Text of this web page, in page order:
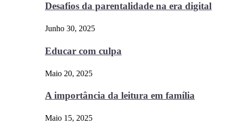
Desafios da parentalidade na era digital
Junho 30, 2025
Educar com culpa
Maio 20, 2025
A importância da leitura em família
Maio 15, 2025